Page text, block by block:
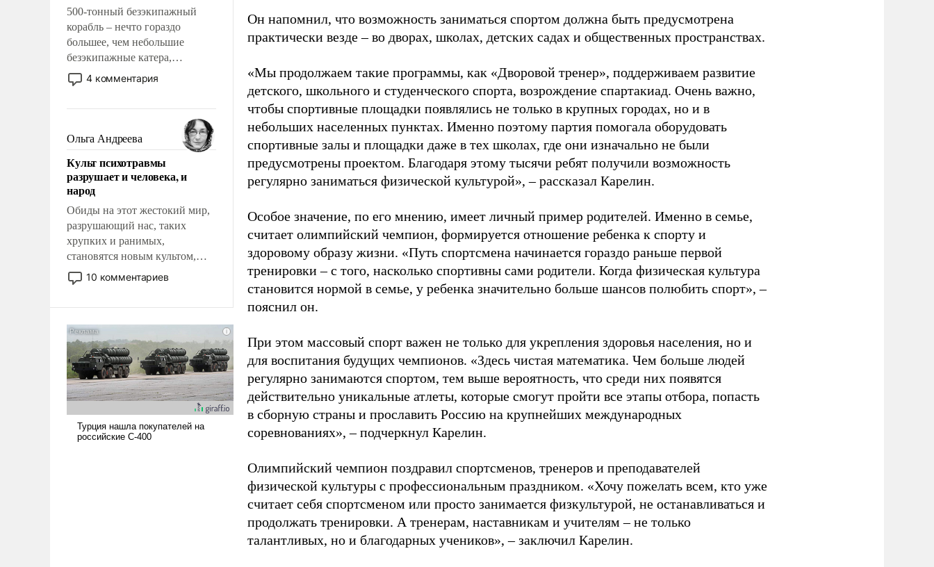
500-тонный безэкипажный
корабль – нечто гораздо
большее, чем небольшие
безэкипажные катера,
применение которых уже
стало обыденностью. Задача по
сложна и амбициозна. Однако
и ее реализация радикально
поднимет наши боевые
возможности.
4 комментария
Ольга Андреева
Культ психотравмы
разрушает и человека, и
народ
Обиды на этот жестокий мир,
разрушающий нас, таких
хрупких и ранимых,
становятся новым культом,
постепенно вытесняя и
отменяя традиционное
ударами судьбы, брать на себя
ответственность, помогать
слабым, идти вперед и
адаптироваться.
10 комментариев
Он напомнил, что возможность заниматься спортом должна быть предусмотрена
практически везде – во дворах, школах, детских садах и общественных пространствах.
«Мы продолжаем такие программы, как «Дворовой тренер», поддерживаем развитие
детского, школьного и студенческого спорта, возрождение спартакиад. Очень важно,
чтобы спортивные площадки появлялись не только в крупных городах, но и в
небольших населенных пунктах. Именно поэтому партия помогала оборудовать
спортивные залы и площадки даже в тех школах, где они изначально не были
предусмотрены проектом. Благодаря этому тысячи ребят получили возможность
регулярно заниматься физической культурой», – рассказал Карелин.
Особое значение, по его мнению, имеет личный пример родителей. Именно в семье,
считает олимпийский чемпион, формируется отношение ребенка к спорту и
здоровому образу жизни. «Путь спортсмена начинается гораздо раньше первой
тренировки – с того, насколько спортивны сами родители. Когда физическая культура
становится нормой в семье, у ребенка значительно больше шансов полюбить спорт», –
пояснил он.
При этом массовый спорт важен не только для укрепления здоровья населения, но и
для воспитания будущих чемпионов. «Здесь чистая математика. Чем больше людей
регулярно занимаются спортом, тем выше вероятность, что среди них появятся
действительно уникальные атлеты, которые смогут пройти все этапы отбора, попасть
в сборную страны и прославить Россию на крупнейших международных
соревнованиях», – подчеркнул Карелин.
Олимпийский чемпион поздравил спортсменов, тренеров и преподавателей
физической культуры с профессиональным праздником. «Хочу пожелать всем, кто уже
считает себя спортсменом или просто занимается физкультурой, не останавливаться и
продолжать тренировки. А тренерам, наставникам и учителям – не только
талантливых, но и благодарных учеников», – заключил Карелин.